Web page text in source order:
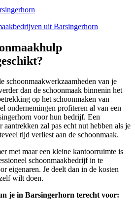
uit Barsingerhorn
schoonmaakwerkzaamheden van je
dan de schoonmaak binnenin het
op het schoonmaken van
ondernemingen profiteren al van een
voor hun bedrijf. Een
aantrekken zal pas echt nut hebben als je
tijd verliest aan de schoonmaak.
met maar een kleine kantoorruimte is
schoonmaakbedrijf in te
eigenaren. Je deelt dan in de kosten
wilt doen.
je in Barsingerhorn terecht voor: